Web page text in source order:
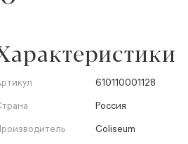
610110001128
Россия
Coliseum